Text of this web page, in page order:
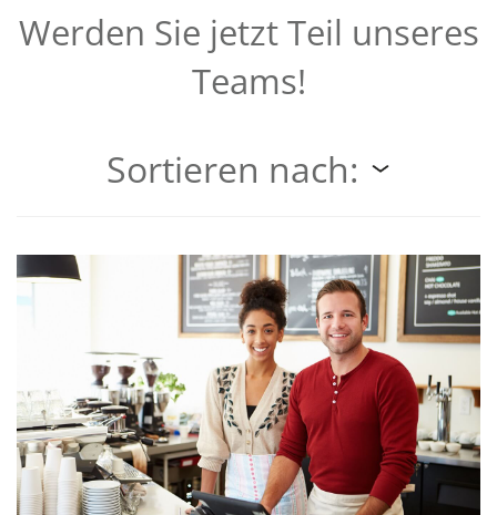
Werden Sie jetzt Teil unseres
Teams!
Sortieren nach: